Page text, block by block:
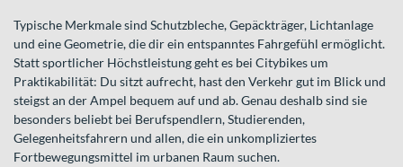
Typische Merkmale sind Schutzbleche, Gepäckträger, Lichtanlage
und eine Geometrie, die dir ein entspanntes Fahrgefühl ermöglicht.
Statt sportlicher Höchstleistung geht es bei Citybikes um
Praktikabilität: Du sitzt aufrecht, hast den Verkehr gut im Blick und
steigst an der Ampel bequem auf und ab. Genau deshalb sind sie
besonders beliebt bei Berufspendlern, Studierenden,
Gelegenheitsfahrern und allen, die ein unkompliziertes
Fortbewegungsmittel im urbanen Raum suchen.